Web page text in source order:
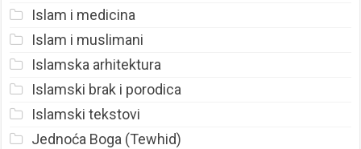
Islam i medicina
Islam i muslimani
Islamska arhitektura
Islamski brak i porodica
Islamski tekstovi
Jednoća Boga (Tewhid)